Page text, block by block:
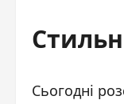
Сьогодні